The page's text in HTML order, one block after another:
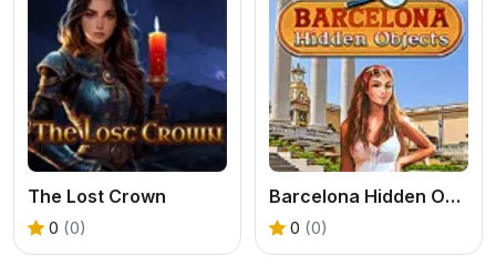
The Lost Crown
0 (0)
Barcelona Hidden Objects
0 (0)